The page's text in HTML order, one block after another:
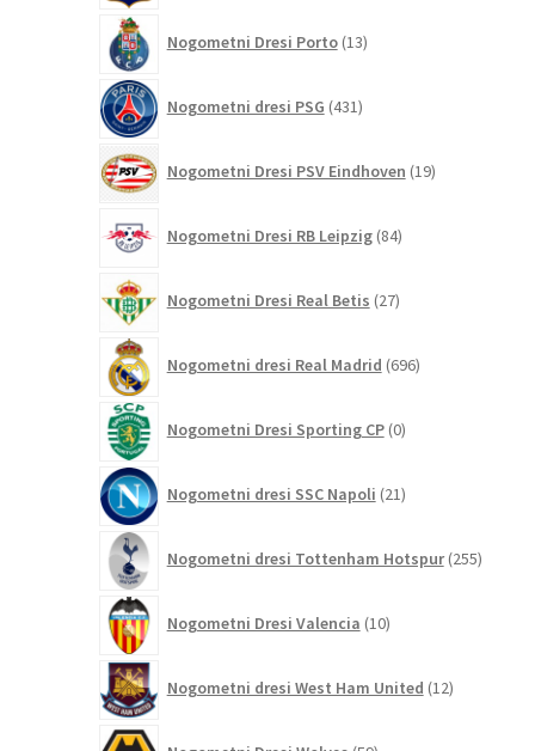
Nogometni Dresi Porto 13izdelkov
Nogometni dresi PSG 431izdelkov
Nogometni Dresi PSV Eindhoven 19izdelkov
Nogometni Dresi RB Leipzig 84izdelkov
Nogometni Dresi Real Betis 27izdelkov
Nogometni dresi Real Madrid 696izdelkov
Nogometni Dresi Sporting CP 0izdelkov
Nogometni dresi SSC Napoli 21izdelkov
Nogometni dresi Tottenham Hotspur 255
Nogometni Dresi Valencia 10izdelkov
Nogometni dresi West Ham United 12izdelkov